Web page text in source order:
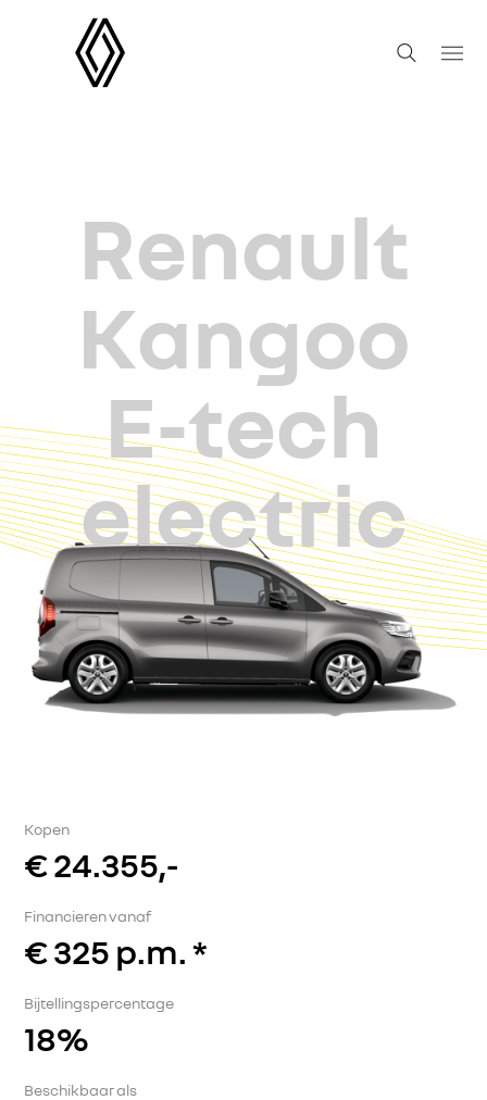
Renault
Kangoo
E-tech
electric
Kopen
€ 24.355,-
Financieren vanaf
€ 325 p.m. *
Bijtellingspercentage
18%
Beschikbaar als